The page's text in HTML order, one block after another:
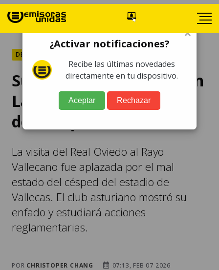
DEPORTES
Suspendido un partido en
LaLiga por el mal estado
del campo
La visita del Real Oviedo al Rayo
Vallecano fue aplazada por el mal
estado del césped del estadio de
Vallecas. El club asturiano mostró su
enfado y estudiará acciones
reglamentarias.
POR CHRISTOPER CHANG
07:13, FEB 07 2026
×
¿Activar notificaciones?
Recibe las últimas novedades
directamente en tu dispositivo.
Aceptar Rechazar